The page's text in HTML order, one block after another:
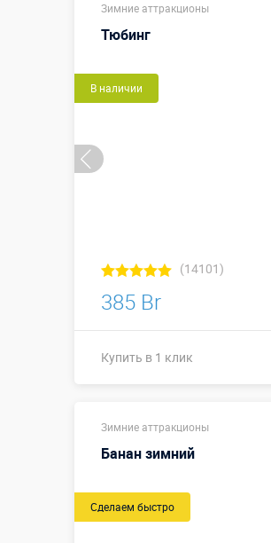
Размеры, м:
Купить в 1 клик
Зимние аттракционы
Тюбинг
В наличии
(14101)
385 Br
Купить в 1 клик
Зимние аттракционы
Банан зимний
Сделаем быстро